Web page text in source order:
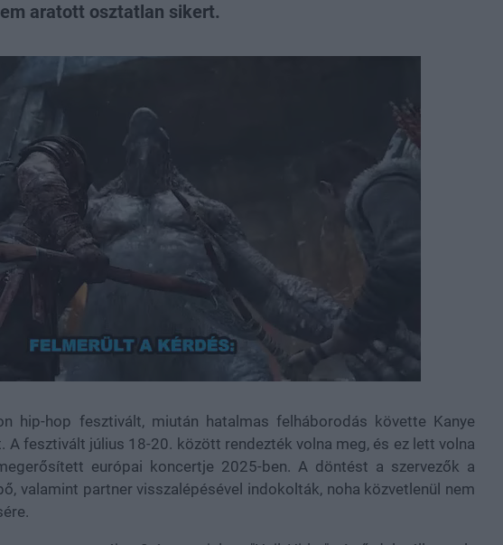
aratott osztatlan sikert.
hip-hop fesztivált, miután hatalmas felháborodás követte Kanye
A fesztivált július 18-20. között rendezték volna meg, és ez lett volna
európai koncertje 2025-ben. A döntést a szervezők a
valamint partner visszalépésével indokolták, noha közvetlenül nem